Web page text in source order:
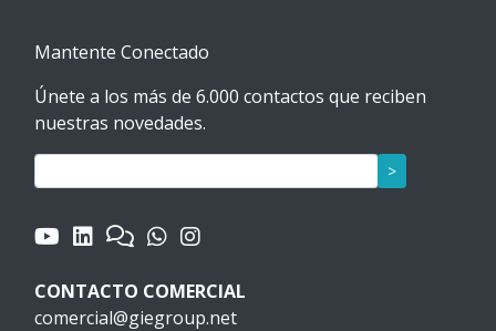
Mantente Conectado
Únete a los más de 6.000 contactos que reciben
nuestras novedades.
>
CONTACTO COMERCIAL
comercial@giegroup.net